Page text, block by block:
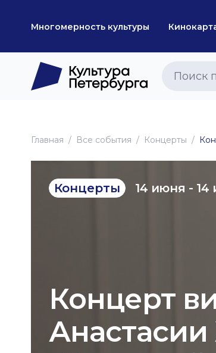
Многомерность культуры
Главная Все события Концерты
Концерты 14 июня - 14
Концерт